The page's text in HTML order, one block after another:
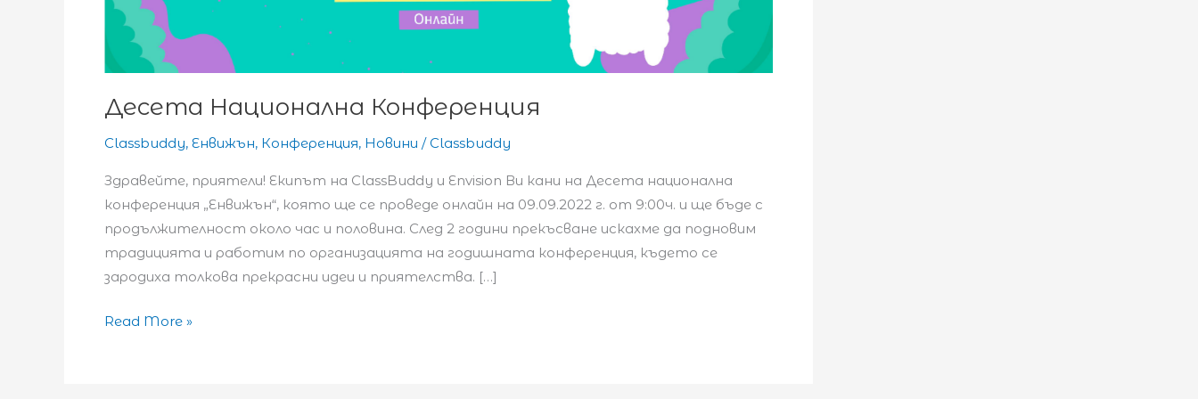
Десета Национална Конференция
Classbuddy, Енвижън, Конференция, Новини /Classbuddy
Здравейте, приятели! Екипът на ClassBuddy и Envision Ви кани на Десета национална
конференция „Енвижън“, която ще се проведе онлайн на 09.09.2022 г. от 9:00ч. и ще бъде с
продължителност около час и половина. След 2 години прекъсване искахме да подновим
традицията и работим по организацията на годишната конференция, където се
зародиха толкова прекрасни идеи и приятелства. […]
Десета
Read More »